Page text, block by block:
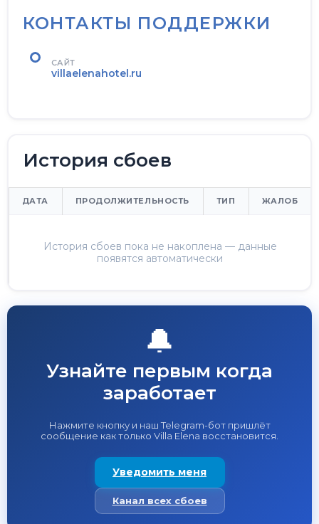
КОНТАКТЫ ПОДДЕРЖКИ
САЙТ
villaelenahotel.ru
История сбоев
ДАТА ПРОДОЛЖИТЕЛЬНОСТЬ ТИП ЖАЛОБ
История сбоев пока не накоплена — данные
появятся автоматически
🔔
Узнайте первым когда
заработает
Нажмите кнопку и наш Telegram-бот пришлёт
сообщение как только Villa Elena восстановится.
Уведомить меня
Канал всех сбоев